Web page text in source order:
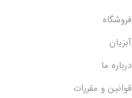
فروشگاه
آبزیان
درباره ما
قوانین و مقررات